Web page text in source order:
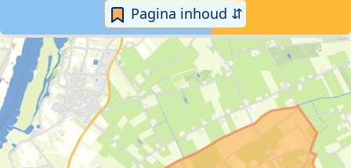
Pagina inhoud ⇵